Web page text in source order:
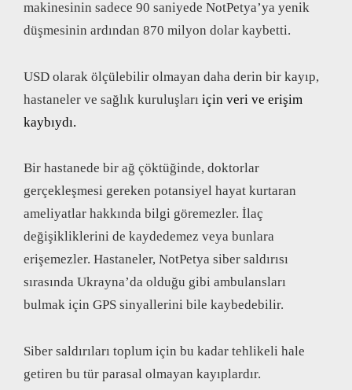
makinesinin sadece 90 saniyede NotPetya’ya yenik
düşmesinin ardından 870 milyon dolar kaybetti.
USD olarak ölçülebilir olmayan daha derin bir kayıp,
hastaneler ve sağlık kuruluşları için veri ve erişim
kaybıydı.
Bir hastanede bir ağ çöktüğinde, doktorlar
gerçekleşmesi gereken potansiyel hayat kurtaran
ameliyatlar hakkında bilgi göremezler. İlaç
değişikliklerini de kaydedemez veya bunlara
erişemezler. Hastaneler, NotPetya siber saldırısı
sırasında Ukrayna’da olduğu gibi ambulansları
bulmak için GPS sinyallerini bile kaybedebilir.
Siber saldırıları toplum için bu kadar tehlikeli hale
getiren bu tür parasal olmayan kayıplardır.